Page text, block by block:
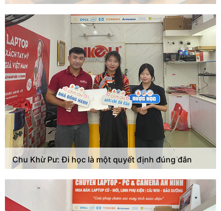
Chu Khừ Pư: Đi học là một quyết định đúng đắn